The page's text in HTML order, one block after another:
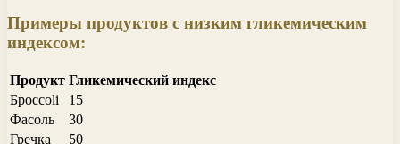
Примеры продуктов с низким гликемическим
индексом:
Продукт Гликемический индекс
Броccoli
15
Фасоль
30
Гречка
50